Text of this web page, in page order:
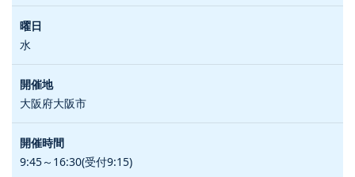
水
大阪府大阪市
9:45～16:30(受付9:15)